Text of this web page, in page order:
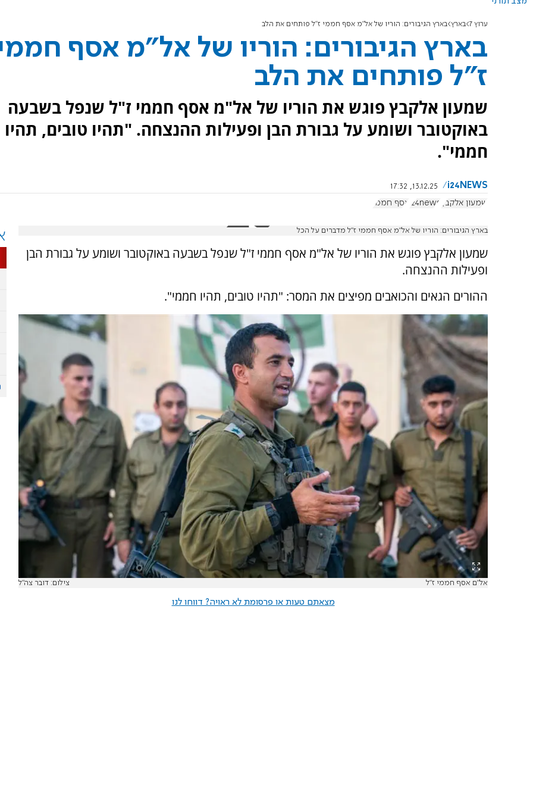
ערוץ 7 בארץ בארץ הגיבורים: הוריו של אל"מ אסף חממי ז"ל פותחים את הלב
בארץ הגיבורים: הוריו של אל"מ אסף
ז"ל פותחים את הלב
שמעון אלקבץ פוגש את הוריו של אל"מ אסף חממי ז"ל שנפל בשבעה
באוקטובר ושומע על גבורת הבן ופעילות ההנצחה. "תהיו טובים, תהיו
חממי".
i24NEWS
13.12.25, 17:32
שמעון אלקבץ i24news אסף חממי
בארץ הגיבורים: הוריו של אל"מ אסף חממי ז"ל מדברים על הכל
שמעון אלקבץ פוגש את הוריו של אל"מ אסף חממי ז"ל שנפל בשבעה באוקטובר ושומע על גבורת הבן
ופעילות ההנצחה.
ההורים הגאים והכואבים מפיצים את המסר: "תהיו טובים, תהיו חממי".
אל"ם אסף חממי ז"ל צילום: דובר צה"ל
מצאתם טעות או פרסומת לא ראויה? דווחו לנו